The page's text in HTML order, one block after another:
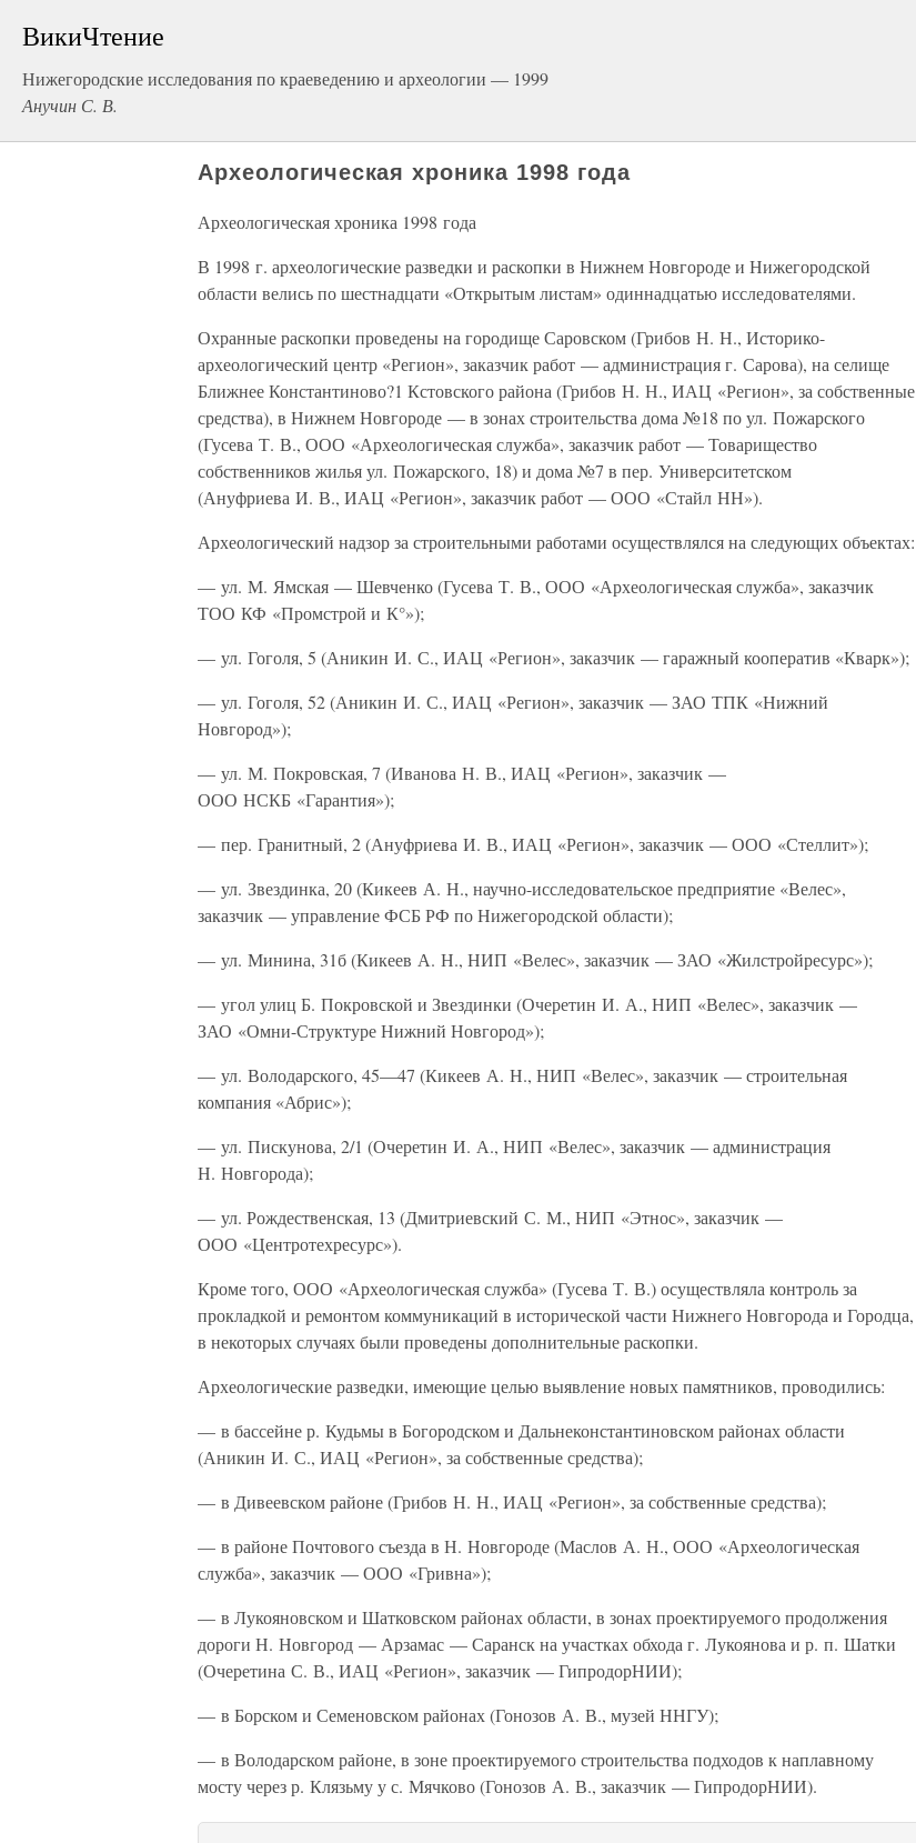
ВикиЧтение
Нижегородские исследования по краеведению и археологии — 1999
Анучин С. В.
Археологическая хроника 1998 года
Археологическая хроника 1998 года
В 1998 г. археологические разведки и раскопки в Нижнем Новгороде и Нижегородской
области велись по шестнадцати «Открытым листам» одиннадцатью исследователями.
Охранные раскопки проведены на городище Саровском (Грибов Н. Н., Историко-
археологический центр «Регион», заказчик работ — администрация г. Сарова), на селище
Ближнее Константиново?1 Кстовского района (Грибов Н. Н., ИАЦ «Регион», за собственные
средства), в Нижнем Новгороде — в зонах строительства дома №18 по ул. Пожарского
(Гусева Т. В., ООО «Археологическая служба», заказчик работ — Товарищество
собственников жилья ул. Пожарского, 18) и дома №7 в пер. Университетском
(Ануфриева И. В., ИАЦ «Регион», заказчик работ — ООО «Стайл НН»).
Археологический надзор за строительными работами осуществлялся на следующих объектах:
— ул. М. Ямская — Шевченко (Гусева Т. В., ООО «Археологическая служба», заказчик
ТОО КФ «Промстрой и К°»);
— ул. Гоголя, 5 (Аникин И. С., ИАЦ «Регион», заказчик — гаражный кооператив «Кварк»);
— ул. Гоголя, 52 (Аникин И. С., ИАЦ «Регион», заказчик — ЗАО ТПК «Нижний
Новгород»);
— ул. М. Покровская, 7 (Иванова Н. В., ИАЦ «Регион», заказчик —
ООО НСКБ «Гарантия»);
— пер. Гранитный, 2 (Ануфриева И. В., ИАЦ «Регион», заказчик — ООО «Стеллит»);
— ул. Звездинка, 20 (Кикеев А. Н., научно-исследовательское предприятие «Велес»,
заказчик — управление ФСБ РФ по Нижегородской области);
— ул. Минина, 31б (Кикеев А. Н., НИП «Велес», заказчик — ЗАО «Жилстройресурс»);
— угол улиц Б. Покровской и Звездинки (Очеретин И. А., НИП «Велес», заказчик —
ЗАО «Омни-Структуре Нижний Новгород»);
— ул. Володарского, 45—47 (Кикеев А. Н., НИП «Велес», заказчик — строительная
компания «Абрис»);
— ул. Пискунова, 2/1 (Очеретин И. А., НИП «Велес», заказчик — администрация
Н. Новгорода);
— ул. Рождественская, 13 (Дмитриевский С. М., НИП «Этнос», заказчик —
ООО «Центротехресурс»).
Кроме того, ООО «Археологическая служба» (Гусева Т. В.) осуществляла контроль за
прокладкой и ремонтом коммуникаций в исторической части Нижнего Новгорода и Городца,
в некоторых случаях были проведены дополнительные раскопки.
Археологические разведки, имеющие целью выявление новых памятников, проводились:
— в бассейне р. Кудьмы в Богородском и Дальнеконстантиновском районах области
(Аникин И. С., ИАЦ «Регион», за собственные средства);
— в Дивеевском районе (Грибов Н. Н., ИАЦ «Регион», за собственные средства);
— в районе Почтового съезда в Н. Новгороде (Маслов А. Н., ООО «Археологическая
служба», заказчик — ООО «Гривна»);
— в Лукояновском и Шатковском районах области, в зонах проектируемого продолжения
дороги Н. Новгород — Арзамас — Саранск на участках обхода г. Лукоянова и р. п. Шатки
(Очеретина С. В., ИАЦ «Регион», заказчик — ГипродорНИИ);
— в Борском и Семеновском районах (Гонозов А. В., музей ННГУ);
— в Володарском районе, в зоне проектируемого строительства подходов к наплавному
мосту через р. Клязьму у с. Мячково (Гонозов А. В., заказчик — ГипродорНИИ).